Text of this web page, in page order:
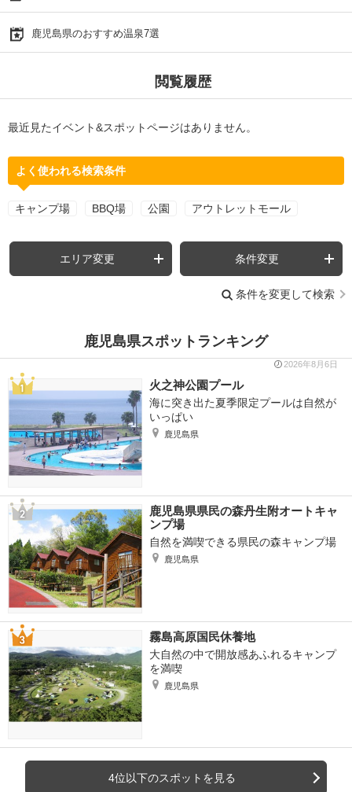
鹿児島県のおすすめ温泉7選
閲覧履歴
最近見たイベント&スポットページはありません。
よく使われる検索条件
キャンプ場 BBQ場 公園 アウトレットモール
エリア変更 条件変更
条件を変更して検索
鹿児島県スポットランキング
2026年8月6日
火之神公園プール
海に突き出た夏季限定プールは自然が
いっぱい
鹿児島県
鹿児島県県民の森丹生附オートキャ
ンプ場
自然を満喫できる県民の森キャンプ場
鹿児島県
霧島高原国民休養地
大自然の中で開放感あふれるキャンプ
を満喫
鹿児島県
4位以下のスポットを見る